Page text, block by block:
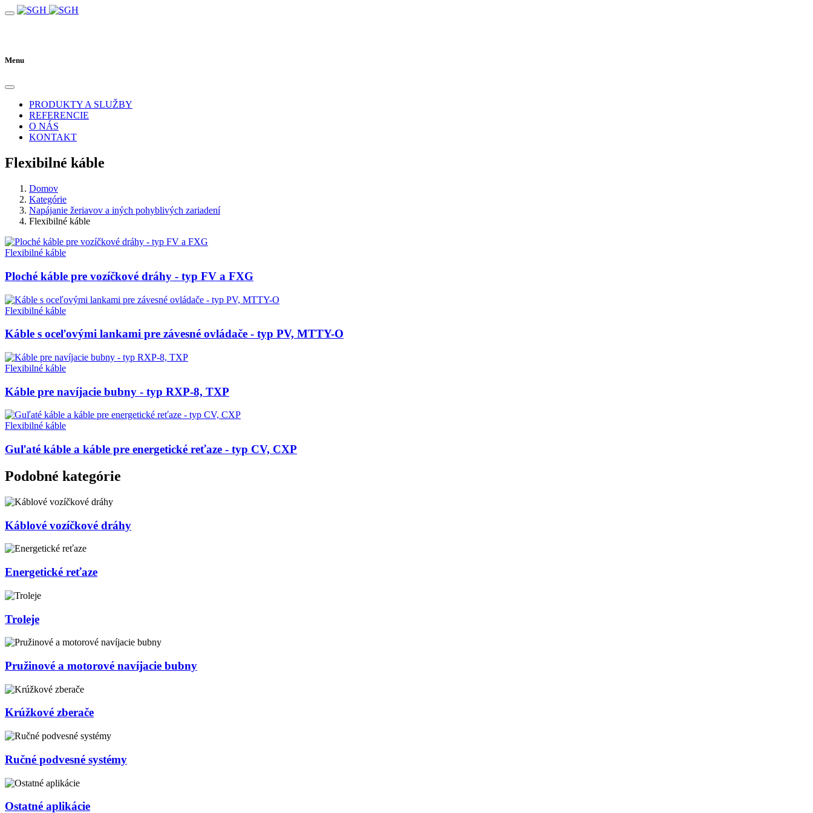
Menu
PRODUKTY A SLUŽBY
REFERENCIE
O NÁS
KONTAKT
Flexibilné káble
Domov
Kategórie
Napájanie žeriavov a iných pohyblivých zariadení
Flexibilné káble
Flexibilné káble
Ploché káble pre vozíčkové dráhy - typ FV a FXG
Flexibilné káble
Káble s oceľovými lankami pre závesné ovládače - typ PV, MTTY-O
Flexibilné káble
Káble pre navíjacie bubny - typ RXP-8, TXP
Flexibilné káble
Guľaté káble a káble pre energetické reťaze - typ CV, CXP
Podobné kategórie
Káblové vozíčkové dráhy
Energetické reťaze
Troleje
Pružinové a motorové navíjacie bubny
Krúžkové zberače
Ručné podvesné systémy
Ostatné aplikácie